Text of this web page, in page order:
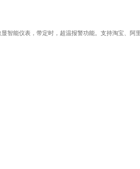
智能仪表，带定时，超温报警功能。支持淘宝、阿里